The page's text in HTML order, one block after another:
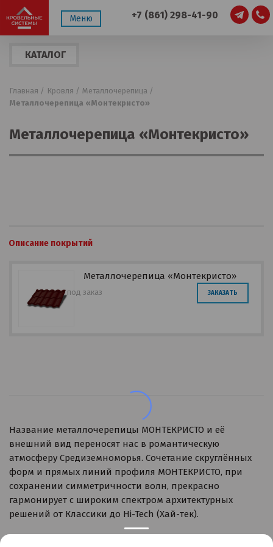
Меню +7 (861) 298-41-90
КАТАЛОГ
Главная / Кровля / Металлочерепица /
Металлочерепица «Монтекристо»
Металлочерепица «Монтекристо»
Описание покрытий
Металлочерепица «Монтекристо»
под заказ ЗАКАЗАТЬ
Название металлочерепицы МОНТЕКРИСТО и её
внешний вид переносят нас в романтическую
атмосферу Средиземноморья. Сочетание скруглённых
форм и прямых линий профиля МОНТЕКРИСТО, при
сохранении симметричности волн, прекрасно
гармонирует с широким спектром архитектурных
решений от Классики до Hi-Tech (Хай-тек).